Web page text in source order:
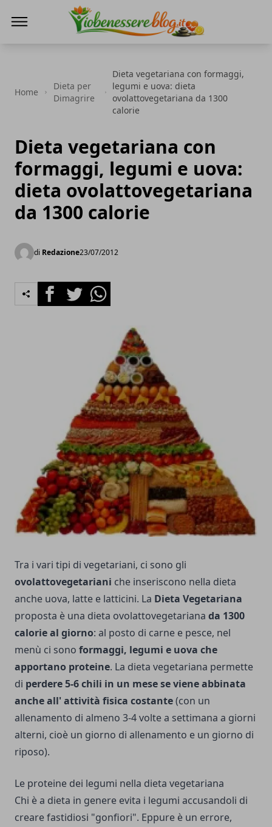
Home
Dieta per
Dimagrire
Dieta vegetariana con formaggi,
legumi e uova: dieta
ovolattovegetariana da 1300
calorie
Dieta vegetariana con
formaggi, legumi e uova:
dieta ovolattovegetariana
da 1300 calorie
di Redazione23/07/2012
FacebookTwitterWhatsapp
Tra i vari tipi di vegetariani, ci sono gli
ovolattovegetariani che inseriscono nella dieta
anche uova, latte e latticini. La Dieta Vegetariana
proposta è una dieta ovolattovegetariana da 1300
calorie al giorno: al posto di carne e pesce, nel
menù ci sono formaggi, legumi e uova che
apportano proteine. La dieta vegetariana permette
di perdere 5-6 chili in un mese se viene abbinata
anche all' attività fisica costante(con un
allenamento di almeno 3-4 volte a settimana a giorni
alterni, cioè un giorno di allenamento e un giorno di
riposo).
Le proteine dei legumi nella dieta vegetariana
Chi è a dieta in genere evita i legumi accusandoli di
creare fastidiosi "gonfiori". Eppure è un errore,